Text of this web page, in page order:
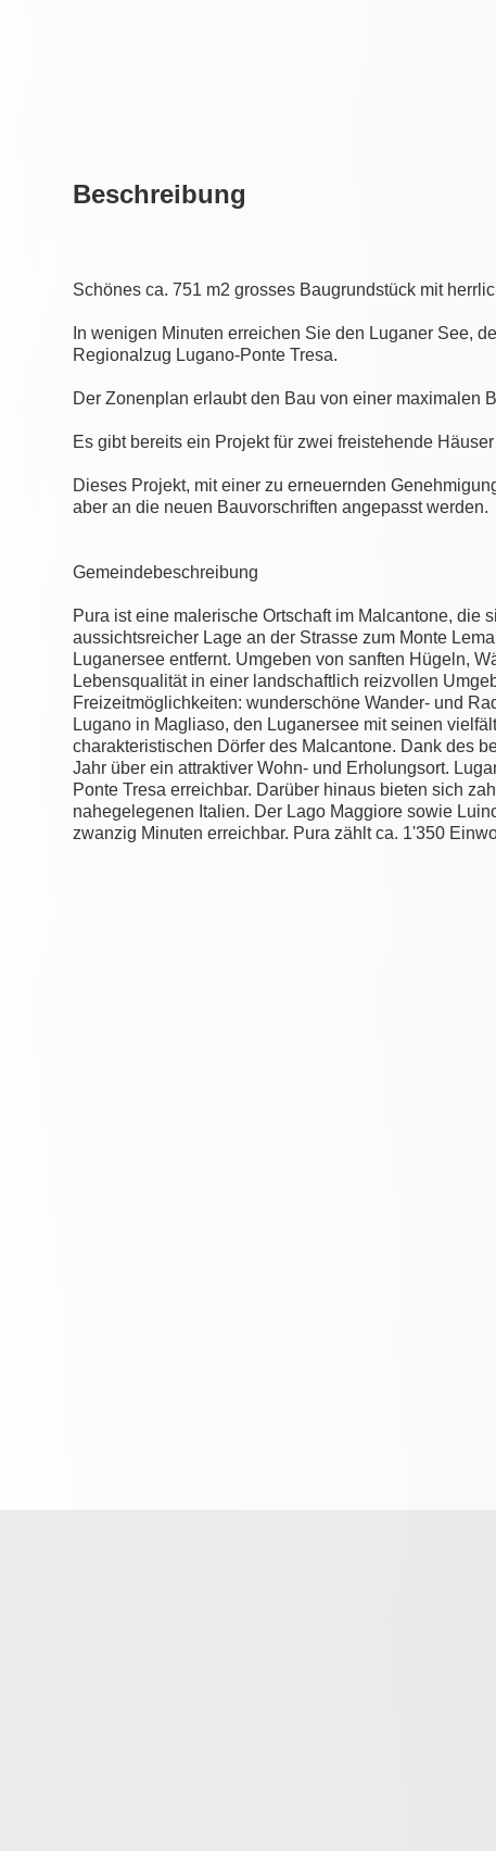
Beschreibung
Schönes ca. 751 m2 grosses Baugrundstück mit
In wenigen Minuten erreichen Sie den Luganer See,
Regionalzug Lugano-Ponte Tresa.
Der Zonenplan erlaubt den Bau von einer maximalen
Es gibt bereits ein Projekt für zwei freistehende
Dieses Projekt, mit einer zu erneuernden
aber an die neuen Bauvorschriften angepasst werden.
Gemeindebeschreibung
Pura ist eine malerische Ortschaft im Malcantone, die
aussichtsreicher Lage an der Strasse zum Monte
Luganersee entfernt. Umgeben von sanften Hügeln,
Lebensqualität in einer landschaftlich reizvollen
Freizeitmöglichkeiten: wunderschöne Wander- und
Lugano in Magliaso, den Luganersee mit seinen
charakteristischen Dörfer des Malcantone. Dank des
Jahr über ein attraktiver Wohn- und Erholungsort.
Ponte Tresa erreichbar. Darüber hinaus bieten sich
nahegelegenen Italien. Der Lago Maggiore sowie
zwanzig Minuten erreichbar. Pura zählt ca. 1'350